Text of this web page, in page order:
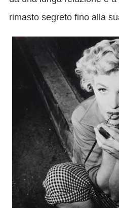
rimasto segreto fino alla